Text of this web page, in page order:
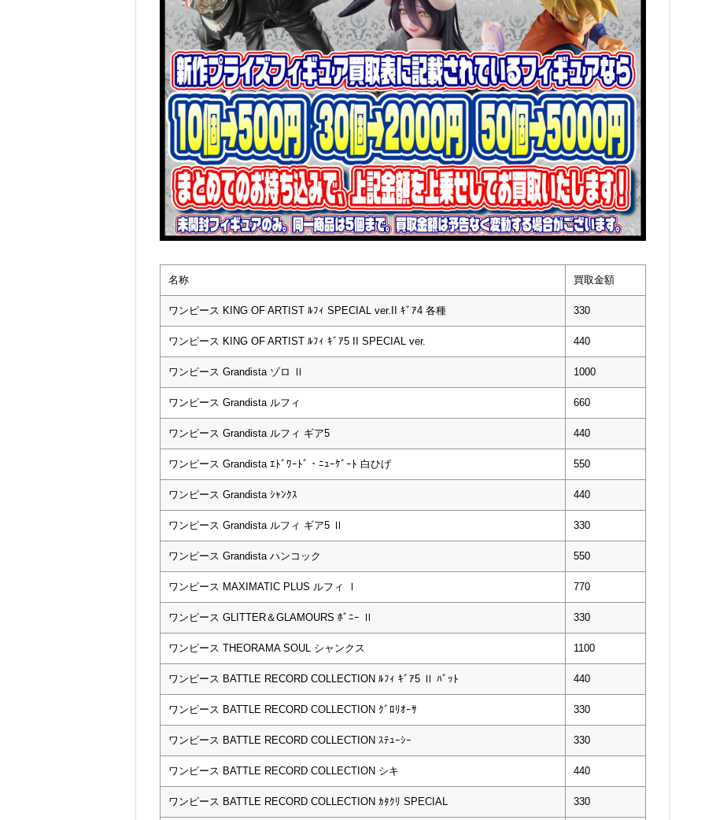
名称 買取金額
ワンピース KING OF ARTIST ﾙﾌｨ SPECIAL ver.II ｷﾞｱ4 各種 330
ワンピース KING OF ARTIST ﾙﾌｨ ｷﾞｱ5 II SPECIAL ver. 440
ワンピース Grandista ゾロ Ⅱ 1000
ワンピース Grandista ルフィ 660
ワンピース Grandista ルフィ ギア5 440
ワンピース Grandista ｴﾄﾞﾜｰﾄﾞ・ﾆｭｰｹﾞｰﾄ 白ひげ 550
ワンピース Grandista ｼｬﾝｸｽ 440
ワンピース Grandista ルフィ ギア5 Ⅱ 330
ワンピース Grandista ハンコック 550
ワンピース MAXIMATIC PLUS ルフィ Ⅰ 770
ワンピース GLITTER＆GLAMOURS ﾎﾞﾆｰ Ⅱ 330
ワンピース THEORAMA SOUL シャンクス 1100
ワンピース BATTLE RECORD COLLECTION ﾙﾌｨ ｷﾞｱ5 Ⅱ ﾊﾞｯﾄ 440
ワンピース BATTLE RECORD COLLECTION ｸﾞﾛﾘｵｰｻ 330
ワンピース BATTLE RECORD COLLECTION ｽﾃｭｰｼｰ 330
ワンピース BATTLE RECORD COLLECTION シキ 440
ワンピース BATTLE RECORD COLLECTION ｶﾀｸﾘ SPECIAL 330